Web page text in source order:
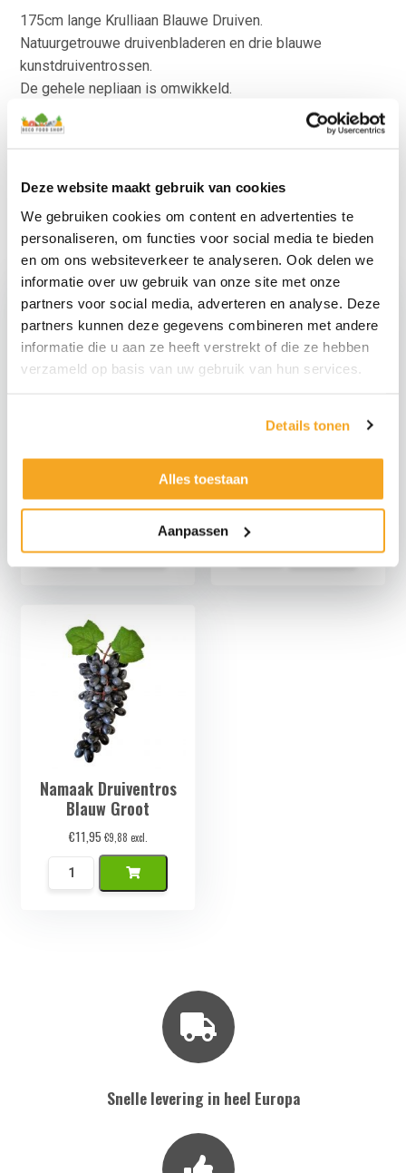
Deze website maakt gebruik van cookies
We gebruiken cookies om content en advertenties te
personaliseren, om functies voor social media te bieden
en om ons websiteverkeer te analyseren. Ook delen we
informatie over uw gebruik van onze site met onze
partners voor social media, adverteren en analyse. Deze
partners kunnen deze gegevens combineren met andere
informatie die u aan ze heeft verstrekt of die ze hebben
verzameld op basis van uw gebruik van hun services.
Details tonen
Alles toestaan
Aanpassen
175cm lange Krulliaan Blauwe Druiven.
Natuurgetrouwe druivenbladeren en drie blauwe
kunstdruiventrossen.
De gehele nepliaan is omwikkeld.
Vol realistische grote en kleine namaak druivenbladeren.
Aan een stevige en flexibele 4cm dikke kronkelliaan.
Kijk voor meer nepfruit en nepgroente ook bij onze:
Kunst Druiventros
€4,89€4,04excl.
Druiventros
Blauw
aantal
Kunst Druiventros
€4,89€4,04excl.
Kunst
Druiventros
Namaak Druiventros
Blauw Groot
€11,95 €9,88 excl.
Namaak
Druiventros
Snelle levering in heel Europa